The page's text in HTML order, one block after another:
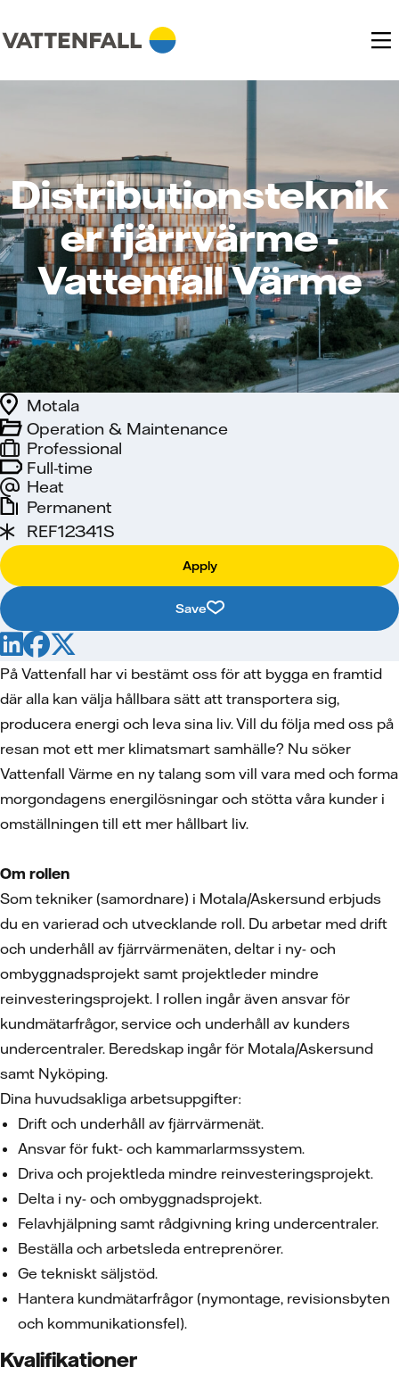
Distributionsteknik
er fjärrvärme -
Vattenfall Värme
Full-time
Motala
Professional
Operation & Maintenance
Heat
Permanent
REF12341S
Apply
Save
På Vattenfall har vi bestämt oss för att bygga en framtid
där alla kan välja hållbara sätt att transportera sig,
producera energi och leva sina liv. Vill du följa med oss på
resan mot ett mer klimatsmart samhälle? Nu söker
Vattenfall Värme en ny talang som vill vara med och forma
morgondagens energilösningar och stötta våra kunder i
omställningen till ett mer hållbart liv.
Om rollen
Som tekniker (samordnare) i Motala/Askersund erbjuds
du en varierad och utvecklande roll. Du arbetar med drift
och underhåll av fjärrvärmenäten, deltar i ny- och
ombyggnadsprojekt samt projektleder mindre
reinvesteringsprojekt. I rollen ingår även ansvar för
kundmätarfrågor, service och underhåll av kunders
undercentraler. Beredskap ingår för Motala/Askersund
samt Nyköping.
Dina huvudsakliga arbetsuppgifter:
Drift och underhåll av fjärrvärmenät.
Ansvar för fukt- och kammarlarmssystem.
Driva och projektleda mindre reinvesteringsprojekt.
Delta i ny- och ombyggnadsprojekt.
Felavhjälpning samt rådgivning kring undercentraler.
Beställa och arbetsleda entreprenörer.
Ge tekniskt säljstöd.
Hantera kundmätarfrågor (nymontage, revisionsbyten
och kommunikationsfel).
Kvalifikationer